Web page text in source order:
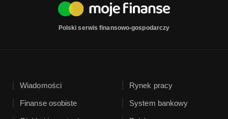
Polski serwis finansowo-gospodarczy
Wiadomości
Finanse osobiste
Rynek pracy
System bankowy